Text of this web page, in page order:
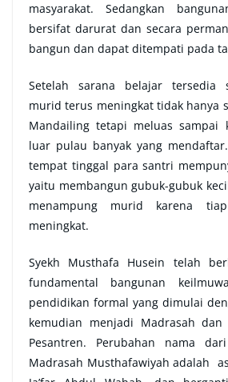
masyarakat. Sedangkan
bersifat darurat dan secara
bangun dan dapat ditempati pada
Setelah sarana belajar tersedia
murid terus meningkat tidak hanya
Mandailing tetapi meluas sampai
luar pulau banyak yang
tempat tinggal para santri
yaitu membangun gubuk-gubuk
menampung murid karena
meningkat.
Syekh Musthafa Husein telah
fundamental bangunan
pendidikan formal yang dimulai
kemudian menjadi Madrasah dan
Pesantren. Perubahan nama
Madrasah Musthafawiyah adalah